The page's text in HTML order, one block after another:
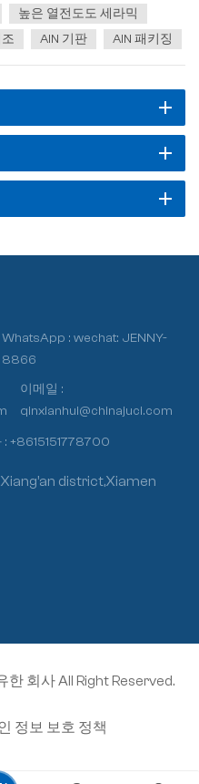
단...높은 열전도도 세라믹
AlN 기판 AlN 패키징
WhatsApp :wechat: JENNY-
8866
이메일 :
qinxianhui@chinajuci.com
:+8615151778700
district,Xiamen
회사 All Right Reserved.
정보 보호 정책